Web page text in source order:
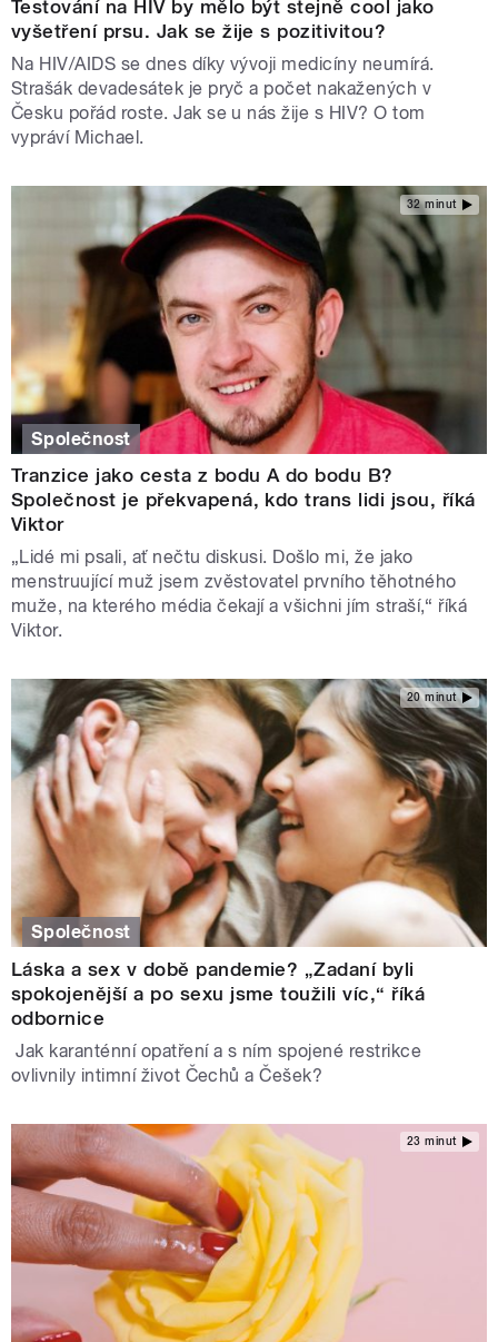
Testování na HIV by mělo být stejně cool jako
vyšetření prsu. Jak se žije s pozitivitou?
Na HIV/AIDS se dnes díky vývoji medicíny neumírá.
Strašák devadesátek je pryč a počet nakažených v
Česku pořád roste. Jak se u nás žije s HIV? O tom
vypráví Michael.
32 minut
Společnost
Tranzice jako cesta z bodu A do bodu B?
Společnost je překvapená, kdo trans lidi jsou, říká
Viktor
„Lidé mi psali, ať nečtu diskusi. Došlo mi, že jako
menstruující muž jsem zvěstovatel prvního těhotného
muže, na kterého média čekají a všichni jím straší,“ říká
Viktor.
20 minut
Společnost
Láska a sex v době pandemie? „Zadaní byli
spokojenější a po sexu jsme toužili víc,“ říká
odbornice
Jak karanténní opatření a s ním spojené restrikce
ovlivnily intimní život Čechů a Češek?
23 minut